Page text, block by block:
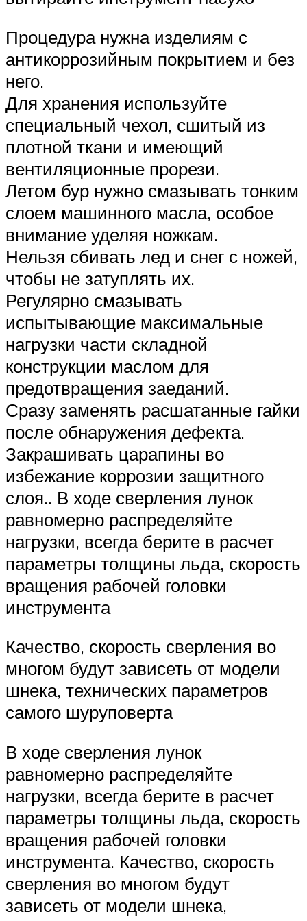
Процедура нужна изделиям с
антикоррозийным покрытием и без
него.
Для хранения используйте
специальный чехол, сшитый из
плотной ткани и имеющий
вентиляционные прорези.
Летом бур нужно смазывать тонким
слоем машинного масла, особое
внимание уделяя ножкам.
Нельзя сбивать лед и снег с ножей,
чтобы не затуплять их.
Регулярно смазывать
испытывающие максимальные
нагрузки части складной
конструкции маслом для
предотвращения заеданий.
Сразу заменять расшатанные гайки
после обнаружения дефекта.
Закрашивать царапины во
избежание коррозии защитного
слоя.. В ходе сверления лунок
равномерно распределяйте
нагрузки, всегда берите в расчет
параметры толщины льда, скорость
вращения рабочей головки
инструмента
Качество, скорость сверления во
многом будут зависеть от модели
шнека, технических параметров
самого шуруповерта
В ходе сверления лунок
равномерно распределяйте
нагрузки, всегда берите в расчет
параметры толщины льда, скорость
вращения рабочей головки
инструмента. Качество, скорость
сверления во многом будут
зависеть от модели шнека,